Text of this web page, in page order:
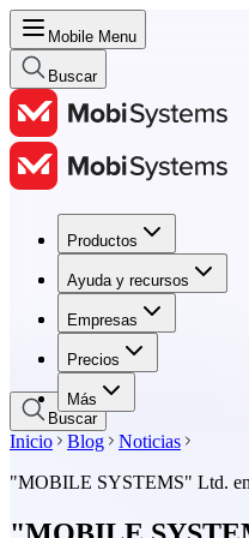
Mobile Menu
Buscar
Productos
Ayuda y recursos
Empresas
Precios
Más
Productos
Ayuda y recursos
Empresas
Precios
Buscar
Inicio Blog
Noticias
"MOBILE SYSTEMS" Ltd. en